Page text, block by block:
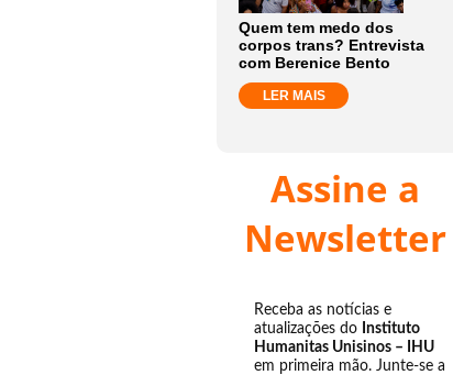
Quem tem medo dos
corpos trans? Entrevista
com Berenice Bento
LER MAIS
Assine a
Newsletter
Receba as notícias e
atualizações do Instituto
Humanitas Unisinos – IHU
em primeira mão. Junte-se a